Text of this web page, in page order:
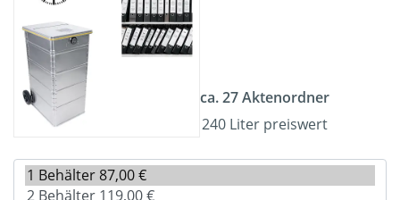
ca. 27 Aktenordner
240 Liter preiswert